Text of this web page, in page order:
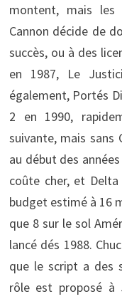
montent, mais les
Cannon décide de
succès, ou à des
en 1987, Le
également, Portés
2 en 1990,
suivante, mais sans
au début des
coûte cher, et
budget estimé à 16
que 8 sur le sol
lancé dés 1988.
que le script a des
rôle est proposé à